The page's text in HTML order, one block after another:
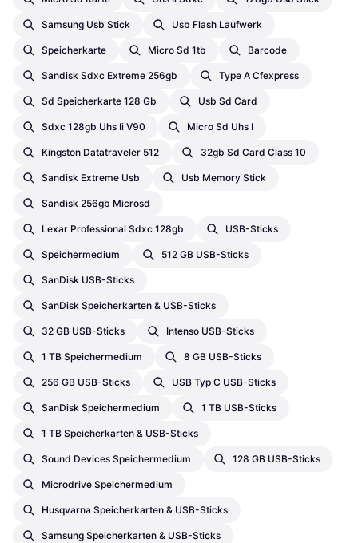
Samsung Usb Stick Usb Flash Laufwerk
Speicherkarte Micro Sd 1tb Barcode
Sandisk Sdxc Extreme 256gb Type A Cfexpress
Sd Speicherkarte 128 Gb Usb Sd Card
Sdxc 128gb Uhs Ii V90 Micro Sd Uhs I
Kingston Datatraveler 512 32gb Sd Card Class 10
Sandisk Extreme Usb Usb Memory Stick
Sandisk 256gb Microsd
Lexar Professional Sdxc 128gb USB-Sticks
Speichermedium 512 GB USB-Sticks
SanDisk USB-Sticks
SanDisk Speicherkarten & USB-Sticks
32 GB USB-Sticks Intenso USB-Sticks
1 TB Speichermedium 8 GB USB-Sticks
256 GB USB-Sticks USB Typ C USB-Sticks
SanDisk Speichermedium 1 TB USB-Sticks
1 TB Speicherkarten & USB-Sticks
Sound Devices Speichermedium 128 GB USB-Sticks
Microdrive Speichermedium
Husqvarna Speicherkarten & USB-Sticks
Samsung Speicherkarten & USB-Sticks